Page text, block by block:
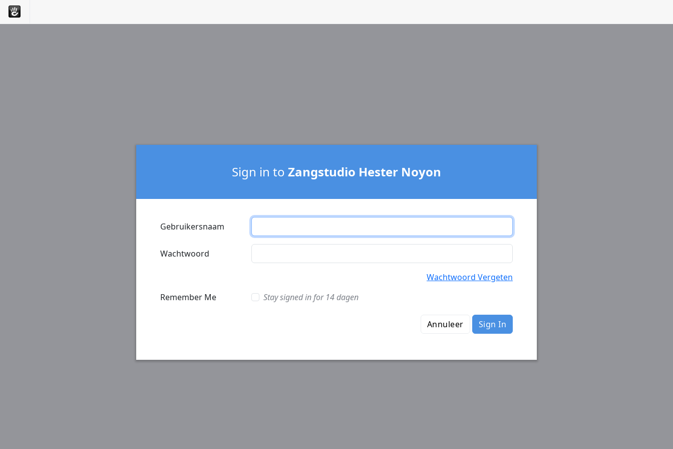
Sign in to Zangstudio Hester Noyon
Gebruikersnaam
Wachtwoord
Wachtwoord Vergeten
Remember Me
Stay signed in for 14 dagen
Annuleer Sign In